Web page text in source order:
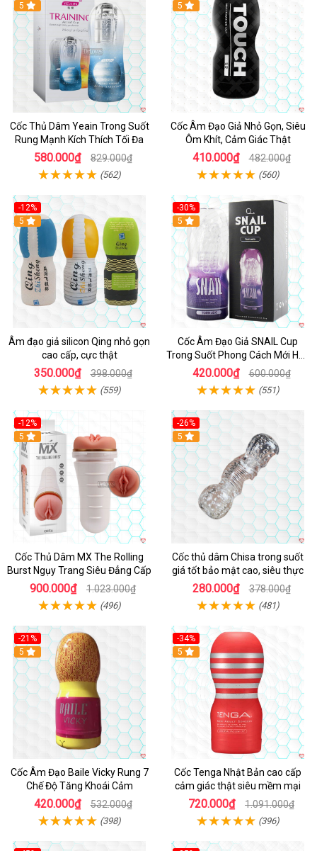
Hot
5
Cốc Thủ Dâm Yeain Trong Suốt
Rung Mạnh Kích Thích Tối Đa
580.000₫ 829.000₫
(562)
5
Cốc Âm Đạo Giả Nhỏ Gọn, Siêu
Ôm Khít, Cảm Giác Thật
410.000₫ 482.000₫
(560)
-12%
5
Âm đạo giả silicon Qing nhỏ gọn
cao cấp, cực thật
350.000₫ 398.000₫
(559)
-30%
5
Cốc Âm Đạo Giả SNAIL Cup
Trong Suốt Phong Cách Mới Hấp
Dẫn
420.000₫ 600.000₫
(551)
-12%
Hot
5
Cốc Thủ Dâm MX The Rolling
Burst Ngụy Trang Siêu Đẳng Cấp
900.000₫ 1.023.000₫
(496)
-26%
Hot
5
Cốc thủ dâm Chisa trong suốt
giá tốt bảo mật cao, siêu thực
280.000₫ 378.000₫
(481)
-21%
5
Cốc Âm Đạo Baile Vicky Rung 7
Chế Độ Tăng Khoái Cảm
420.000₫ 532.000₫
(398)
-34%
5
Cốc Tenga Nhật Bản cao cấp
cảm giác thật siêu mềm mại
720.000₫ 1.091.000₫
(396)